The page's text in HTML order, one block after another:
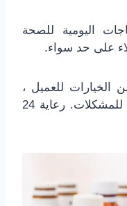
اليومية للصحة
على حد سواء.
الخيارات للعميل ،
وتساعد في اختيار المنتجات وفقًا للمشكلات. رعاية 24